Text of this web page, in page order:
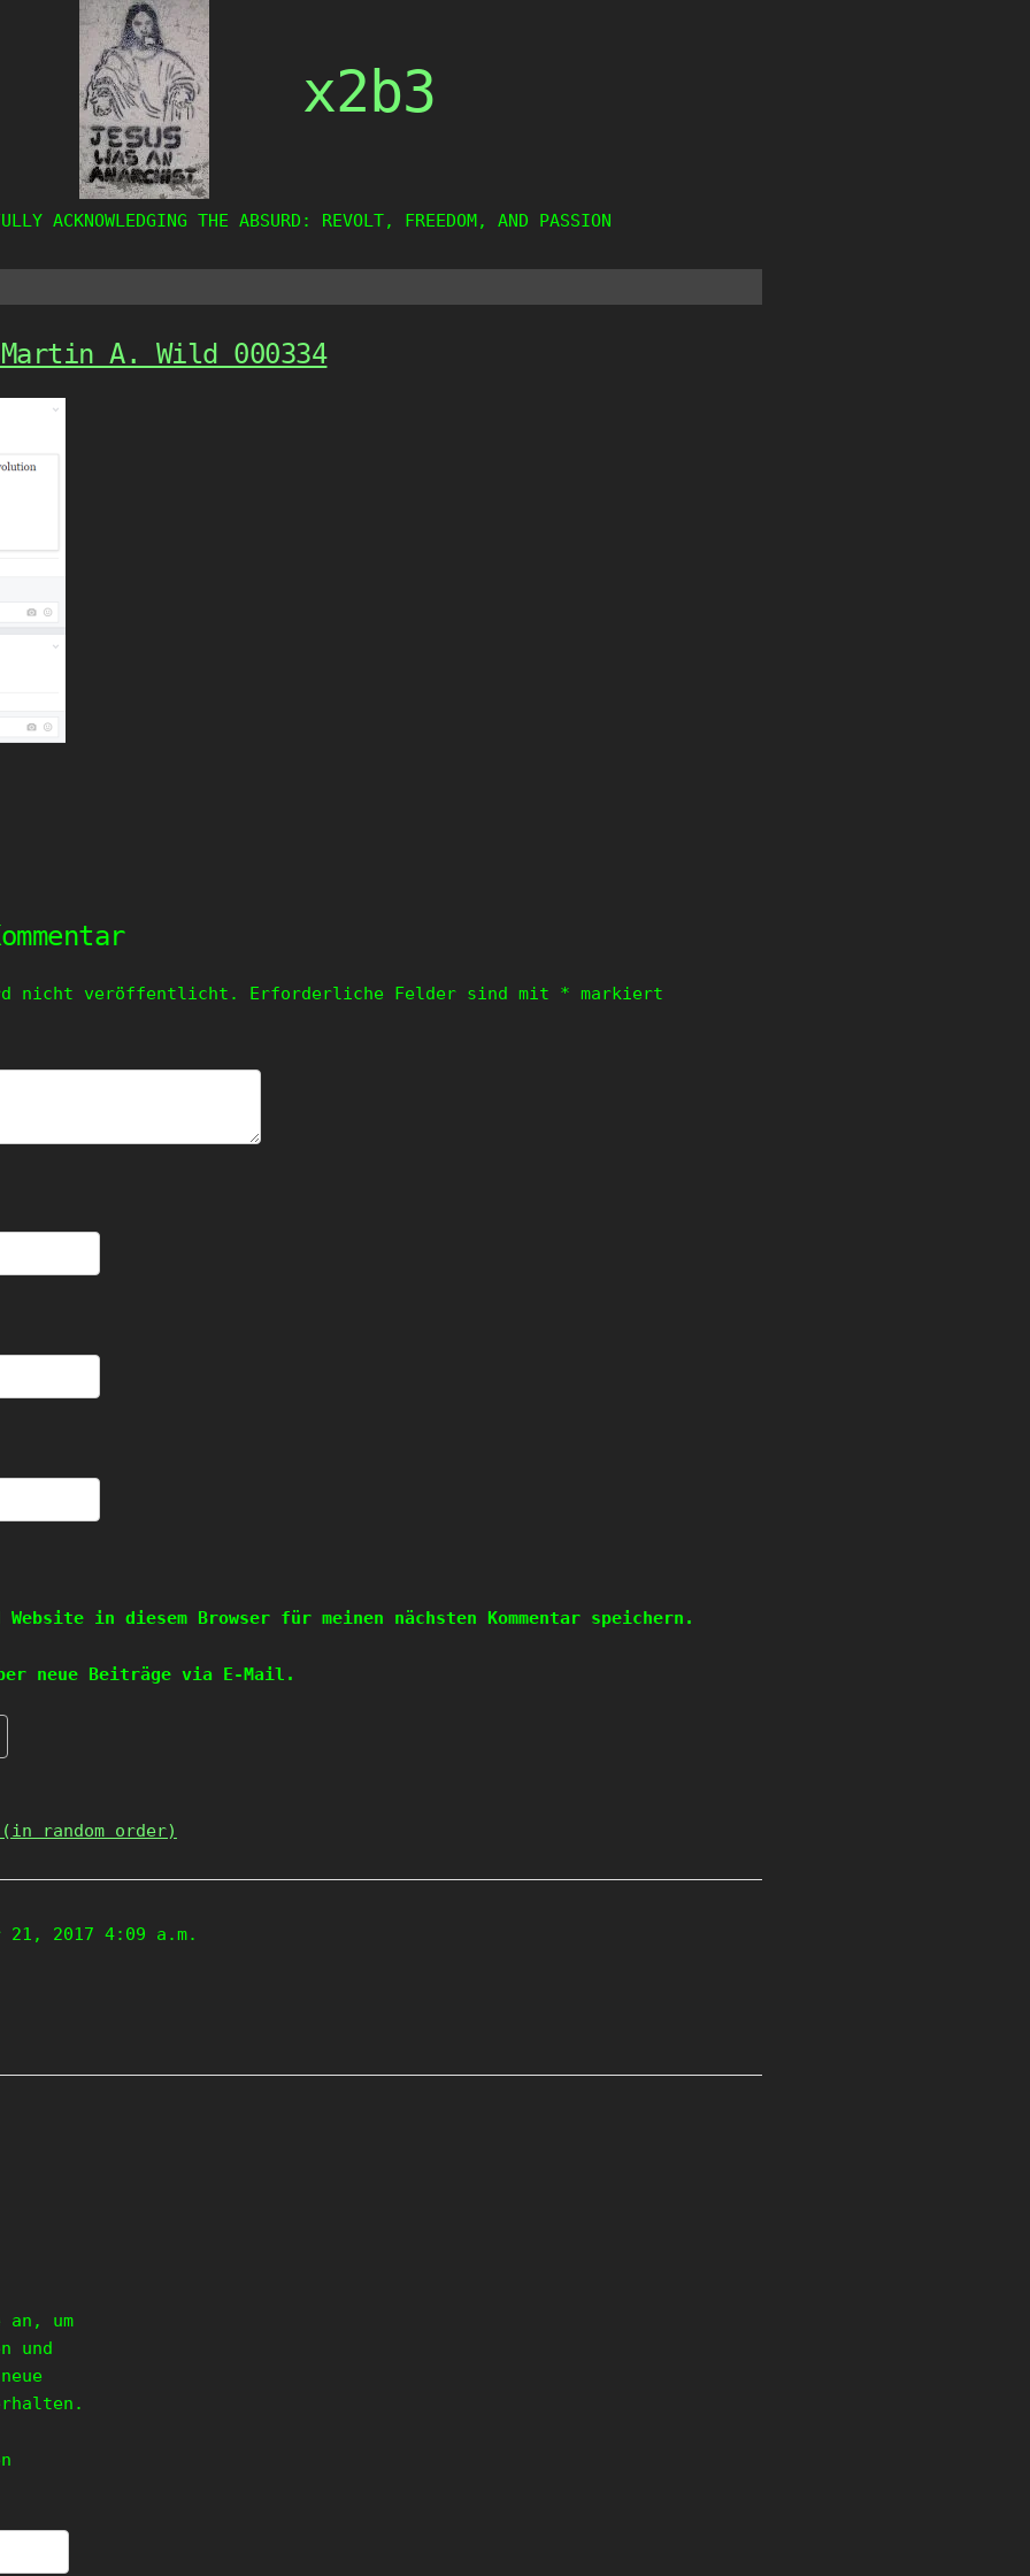
x2b3
ACKNOWLEDGING THE ABSURD: REVOLT, FREEDOM, AND PASSION
A. Wild 000334
nicht veröffentlicht. Erforderliche Felder sind mit * markiert
Website in diesem Browser für meinen nächsten Kommentar speichern.
neue Beiträge via E-Mail.
random order)
21, 2017 4:09 a.m.
an, um
und